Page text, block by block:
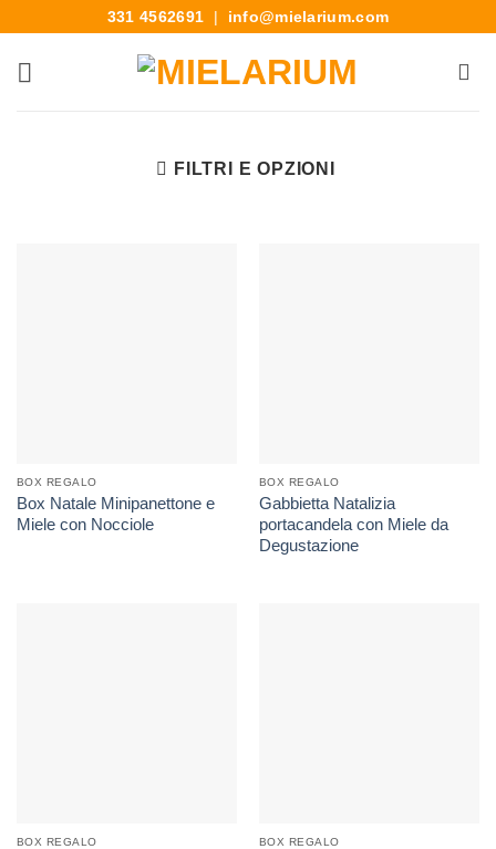
331 4562691 | info@mielarium.com
FILTRI E OPZIONI
BOX REGALO
Box Natale Minipanettone e
Miele con Nocciole
BOX REGALO
Gabbietta Natalizia
portacandela con Miele da
Degustazione
BOX REGALO BOX REGALO